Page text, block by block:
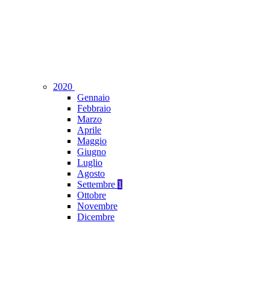
2020
Gennaio
Febbraio
Marzo
Aprile
Maggio
Giugno
Luglio
Agosto
Settembre 1
Ottobre
Novembre
Dicembre